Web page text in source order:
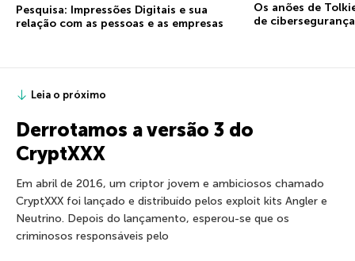
Pesquisa: Impressões Digitais e sua
relação com as pessoas e as empresas
Os anões de
de cibersegurança
Leia o próximo
Derrotamos a versão 3 do
CryptXXX
Em abril de 2016, um criptor jovem e ambiciosos chamado
CryptXXX foi lançado e distribuído pelos exploit kits Angler e
Neutrino. Depois do lançamento, esperou-se que os
criminosos responsáveis pelo